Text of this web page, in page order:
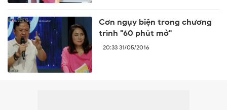
Cơn ngụy biện trong chương
trình "60 phút mở"
20:33 31/05/2016